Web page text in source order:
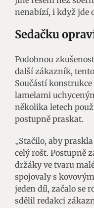
nenabízí, i když jde
Sedačku
Podobnou
další zákazník,
Součástí
lamelami
několika letech
postupně praskat.
„Stačilo, aby
celý rošt. Postupně
držáky ve tvaru
spojovaly s
jeden díl, začalo se
sdělil redakci